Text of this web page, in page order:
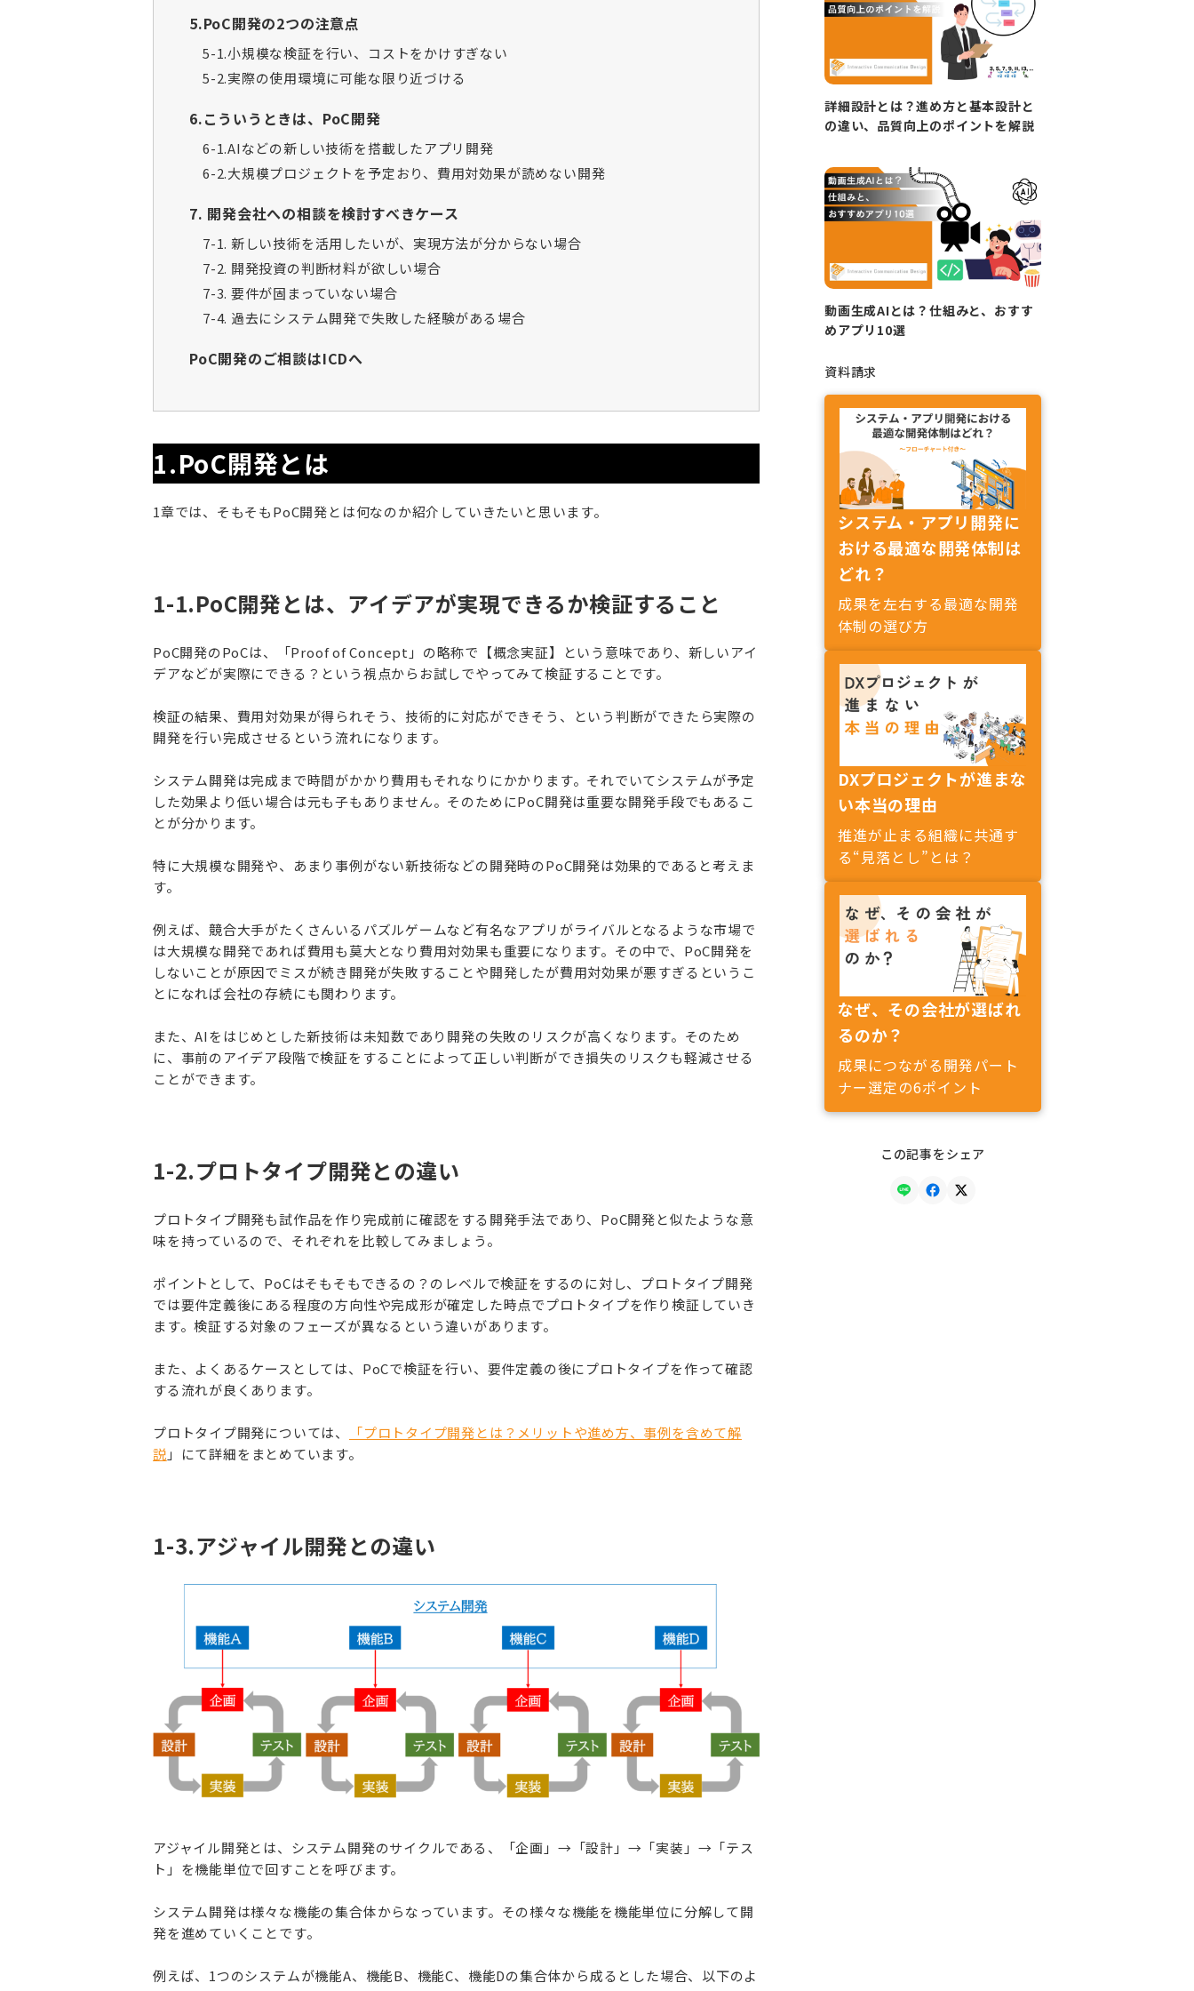
5.PoC開発の2つの注意点
5-1.小規模な検証を行い、コストをかけすぎない
5-2.実際の使用環境に可能な限り近づける
6.こういうときは、PoC開発
6-1.AIなどの新しい技術を搭載したアプリ開発
6-2.大規模プロジェクトを予定おり、費用対効果が読めない開発
7. 開発会社への相談を検討すべきケース
7-1. 新しい技術を活用したいが、実現方法が分からない場合
7-2. 開発投資の判断材料が欲しい場合
7-3. 要件が固まっていない場合
7-4. 過去にシステム開発で失敗した経験がある場合
PoC開発のご相談はICDへ
1.PoC開発とは
1章では、そもそもPoC開発とは何なのか紹介していきたいと思います。
1-1.PoC開発とは、アイデアが実現できるか検証すること
PoC開発のPoCは、「Proof of Concept」の略称で【概念実証】という意味であり、新しいアイ
デアなどが実際にできる？という視点からお試しでやってみて検証することです。
検証の結果、費用対効果が得られそう、技術的に対応ができそう、という判断ができたら実際の
開発を行い完成させるという流れになります。
システム開発は完成まで時間がかかり費用もそれなりにかかります。それでいてシステムが予定
した効果より低い場合は元も子もありません。そのためにPoC開発は重要な開発手段でもあるこ
とが分かります。
特に大規模な開発や、あまり事例がない新技術などの開発時のPoC開発は効果的であると考えま
す。
例えば、競合大手がたくさんいるパズルゲームなど有名なアプリがライバルとなるような市場で
は大規模な開発であれば費用も莫大となり費用対効果も重要になります。その中で、PoC開発を
しないことが原因でミスが続き開発が失敗することや開発したが費用対効果が悪すぎるというこ
とになれば会社の存続にも関わります。
また、AIをはじめとした新技術は未知数であり開発の失敗のリスクが高くなります。そのため
に、事前のアイデア段階で検証をすることによって正しい判断ができ損失のリスクも軽減させる
ことができます。
1-2.プロトタイプ開発との違い
プロトタイプ開発も試作品を作り完成前に確認をする開発手法であり、PoC開発と似たような意
味を持っているので、それぞれを比較してみましょう。
ポイントとして、PoCはそもそもできるの？のレベルで検証をするのに対し、プロトタイプ開発
では要件定義後にある程度の方向性や完成形が確定した時点でプロトタイプを作り検証していき
ます。検証する対象のフェーズが異なるという違いがあります。
また、よくあるケースとしては、PoCで検証を行い、要件定義の後にプロトタイプを作って確認
する流れが良くあります。
プロトタイプ開発については、
「プロトタイプ開発とは？メリットや進め方、事例を含めて解
説 」にて詳細をまとめています。
1-3.アジャイル開発との違い
アジャイル開発とは、システム開発のサイクルである、「企画」→「設計」→「実装」→「テス
ト」を機能単位で回すことを呼びます。
システム開発は様々な機能の集合体からなっています。その様々な機能を機能単位に分解して開
発を進めていくことです。
例えば、1つのシステムが機能A、機能B、機能C、機能Dの集合体から成るとした場合、以下のよ
詳細設計とは？進め方と基本設計と
の違い、品質向上のポイントを解説
動画生成AIとは？仕組みと、おすす
めアプリ10選
資料請求
システム・アプリ開発に
おける最適な開発体制は
どれ？
成果を左右する最適な開発
体制の選び方
DXプロジェクトが進まな
い本当の理由
推進が止まる組織に共通す
る“見落とし”とは？
なぜ、その会社が選ばれ
るのか？
成果につながる開発パート
ナー選定の6ポイント
この記事をシェア